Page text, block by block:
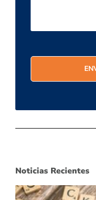
Noticias Recientes